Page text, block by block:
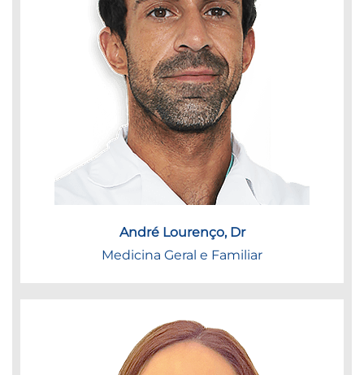
André Lourenço, Dr
Medicina Geral e Familiar